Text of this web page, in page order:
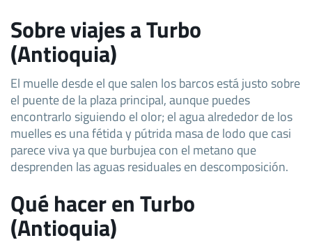
Sobre viajes a Turbo
(Antioquia)
El muelle desde el que salen los barcos está justo sobre
el puente de la plaza principal, aunque puedes
encontrarlo siguiendo el olor; el agua alrededor de los
muelles es una fétida y pútrida masa de lodo que casi
parece viva ya que burbujea con el metano que
desprenden las aguas residuales en descomposición.
Qué hacer en Turbo
(Antioquia)